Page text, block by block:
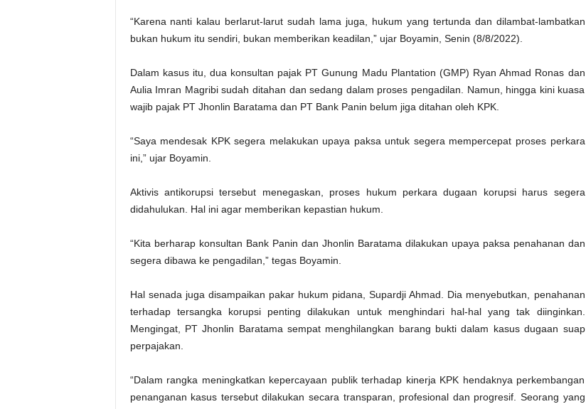
“Karena nanti kalau berlarut-larut sudah lama juga, hukum yang tertunda dan dilambat-lambatkan
bukan hukum itu sendiri, bukan memberikan keadilan,” ujar Boyamin, Senin (8/8/2022).
Dalam kasus itu, dua konsultan pajak PT Gunung Madu Plantation (GMP) Ryan Ahmad Ronas dan
Aulia Imran Magribi sudah ditahan dan sedang dalam proses pengadilan. Namun, hingga kini kuasa
wajib pajak PT Jhonlin Baratama dan PT Bank Panin belum jiga ditahan oleh KPK.
“Saya mendesak KPK segera melakukan upaya paksa untuk segera mempercepat proses perkara
ini,” ujar Boyamin.
Aktivis antikorupsi tersebut menegaskan, proses hukum perkara dugaan korupsi harus segera
didahulukan. Hal ini agar memberikan kepastian hukum.
“Kita berharap konsultan Bank Panin dan Jhonlin Baratama dilakukan upaya paksa penahanan dan
segera dibawa ke pengadilan,” tegas Boyamin.
Hal senada juga disampaikan pakar hukum pidana, Supardji Ahmad. Dia menyebutkan, penahanan
terhadap tersangka korupsi penting dilakukan untuk menghindari hal-hal yang tak diinginkan.
Mengingat, PT Jhonlin Baratama sempat menghilangkan barang bukti dalam kasus dugaan suap
perpajakan.
“Dalam rangka meningkatkan kepercayaan publik terhadap kinerja KPK hendaknya perkembangan
penanganan kasus tersebut dilakukan secara transparan, profesional dan progresif. Seorang yang